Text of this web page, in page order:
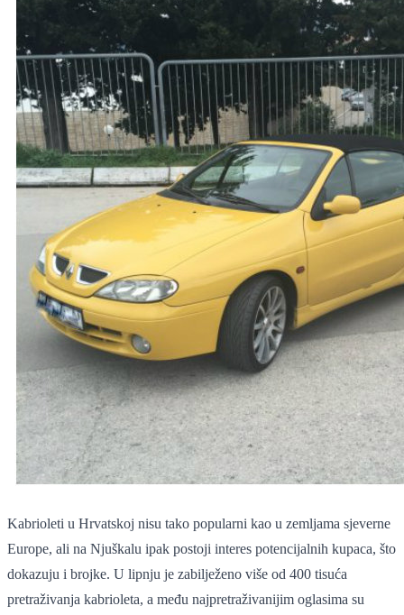
Kabrioleti u Hrvatskoj nisu tako popularni kao u zemljama sjeverne
Europe, ali na Njuškalu ipak postoji interes potencijalnih kupaca, što
dokazuju i brojke. U lipnju je zabilježeno više od 400 tisuća
pretraživanja kabrioleta, a među najpretraživanijim oglasima su